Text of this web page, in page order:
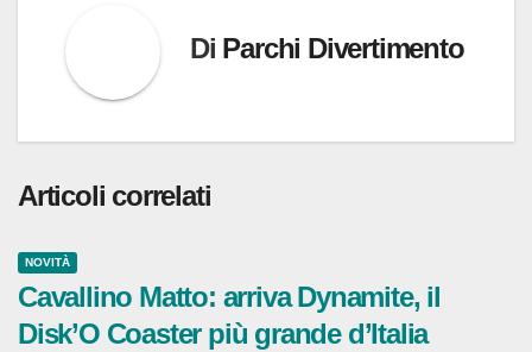
Di Parchi Divertimento
Articoli correlati
NOVITÀ
Cavallino Matto: arriva Dynamite, il
Disk’O Coaster più grande d’Italia